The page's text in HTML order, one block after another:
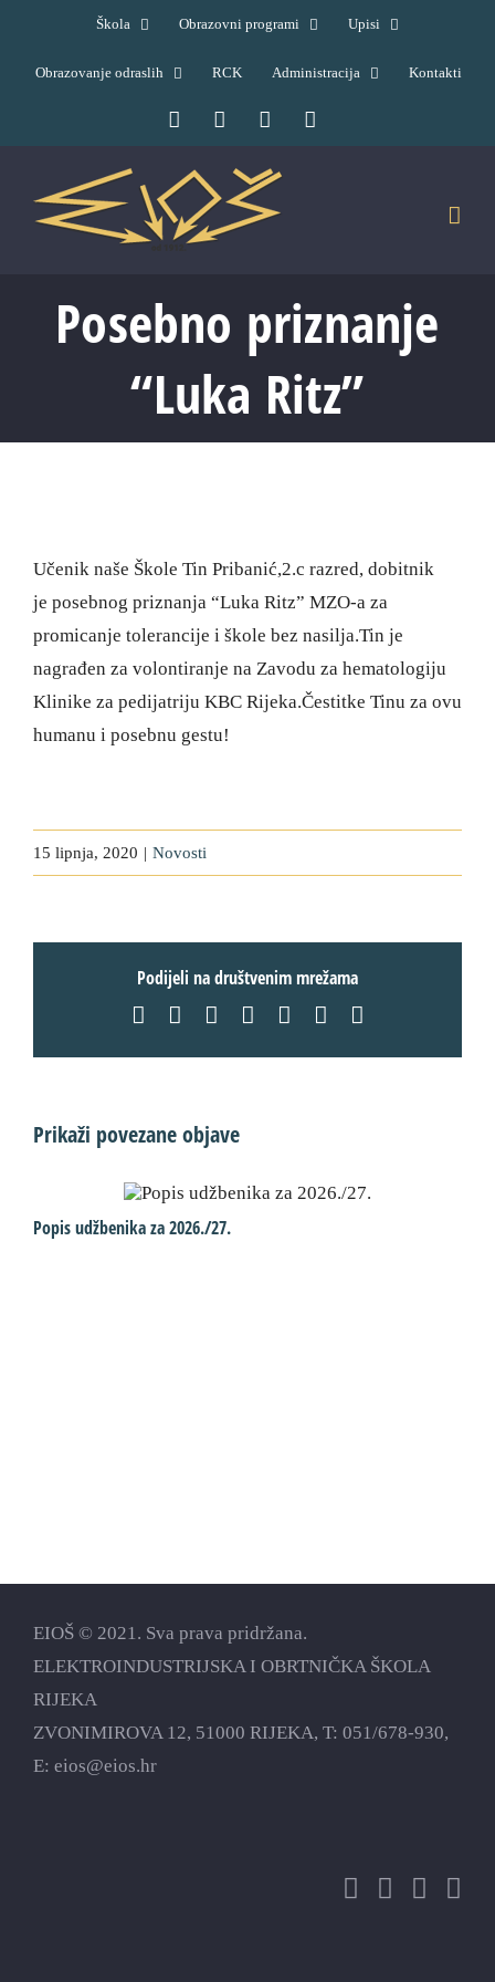
content
Škola Obrazovni programi Upisi
Obrazovanje odraslih RCK Administracija Kontakti
FacebookYouTube
Posebno priznanje
“Luka Ritz”
Učenik naše Škole Tin Pribanić,2.c razred, dobitnik
je posebnog priznanja “Luka Ritz” MZO-a za
promicanje tolerancije i škole bez nasilja.Tin je
nagrađen za volontiranje na Zavodu za hematologiju
Klinike za pedijatriju KBC Rijeka.Čestitke Tinu za ovu
humanu i posebnu gestu!
15 lipnja, 2020 | Novosti
Podijeli na društvenim mrežama
Facebook LinkedInWhatsApp
TumblrPinterest
Prikaži povezane objave
Popis udžbenika za 2026./27.
EIOŠ © 2021. Sva prava pridržana.
ELEKTROINDUSTRIJSKA I OBRTNIČKA ŠKOLA
RIJEKA
ZVONIMIROVA 12, 51000 RIJEKA, T: 051/678-930,
E: eios@eios.hr